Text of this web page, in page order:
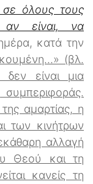
σε όλους τους
αν είναι, να
κατά την
(βλ.
είναι μια
αμαρτίας, η
των κινήτρων
αλλαγή
Θεού και τη
κανείς τη